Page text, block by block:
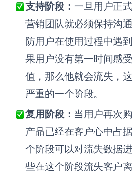
支持阶段： 一旦用户正
营销团队就必须保持沟
防用户在使用过程中遇
果用户没有第一时间感
值，那么他就会流失 ，
严重的一个阶段。
复用阶段： 当用户再次
产品已经在客户心中占
个阶段可以对流失数据
些在这个阶段流失客户离